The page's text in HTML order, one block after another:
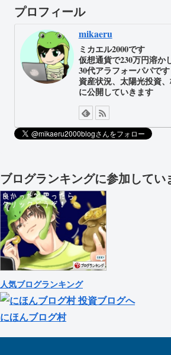
プロフィール
mikaeru
ミカエル2000です
仮想通貨で230万円溶か
30代アラフォーパパです
資産状況、太陽光投資
に公開していきます
ブログランキングに参加してい
人気ブログランキング
にほんブログ村